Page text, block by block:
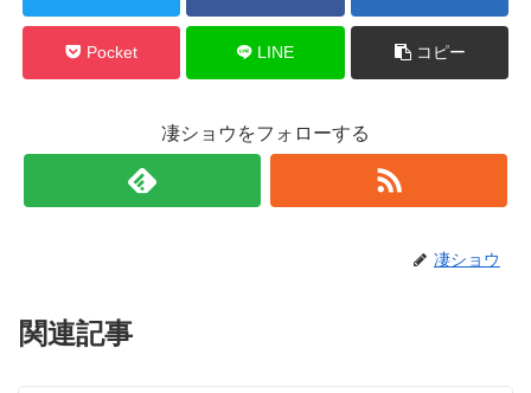
Pocket LINE コピー
凄ショウをフォローする
凄ショウ
関連記事